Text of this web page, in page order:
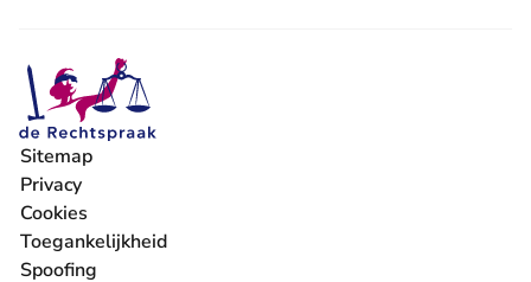
Sitemap
Privacy
Cookies
Toegankelijkheid
Spoofing